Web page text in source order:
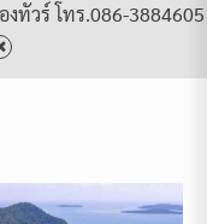
ทัวร์ โทร.086-3884605